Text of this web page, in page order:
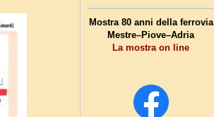
Mostra 80 anni della ferrovia
Mestre–Piove–Adria
La mostra on line